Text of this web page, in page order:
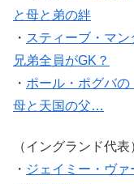
と母と弟の絆
・ スティーブ・マ
兄弟全員がGK？
・ ポール・ポグバ
母と天国の父…
（イングランド代表
・ ジェイミー・ヴ